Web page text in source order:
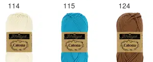
114 115 124